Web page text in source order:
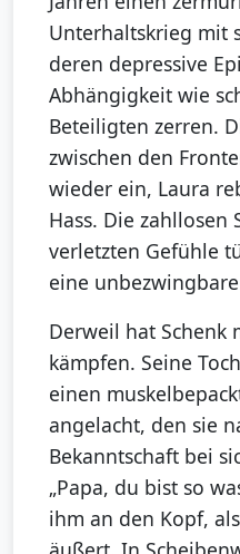
Unterhaltskrieg mit
deren depressive
Abhängigkeit wie
Beteiligten zerren.
zwischen den
wieder ein, Laura
Hass. Die zahllosen
verletzten Gefühle
eine
Derweil hat Schenk
kämpfen. Seine
einen
angelacht, den sie
Bekanntschaft bei
„Papa, du bist so
ihm an den Kopf,